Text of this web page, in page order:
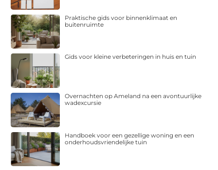
Praktische gids voor binnenklimaat en
buitenruimte
Gids voor kleine verbeteringen in huis en tuin
Overnachten op Ameland na een avontuurlijke
wadexcursie
Handboek voor een gezellige woning en een
onderhoudsvriendelijke tuin